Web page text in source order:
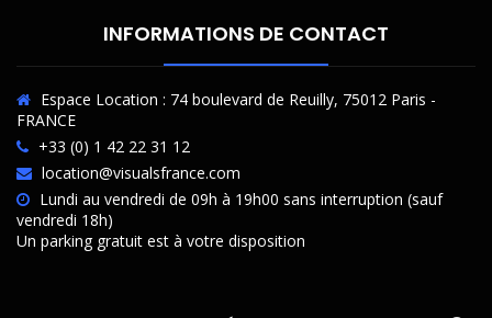
INFORMATIONS DE CONTACT
Espace Location : 74 boulevard de Reuilly, 75012 Paris -
FRANCE
+33 (0) 1 42 22 31 12
location@visualsfrance.com
Lundi au vendredi de 09h à 19h00 sans interruption (sauf
vendredi 18h)
Un parking gratuit est à votre disposition